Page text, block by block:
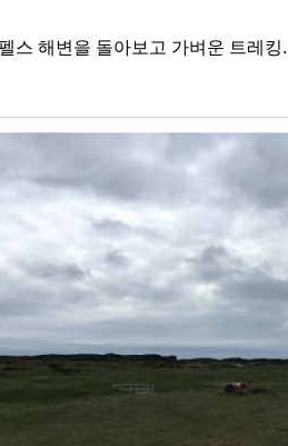
스 해변을 돌아보고 가벼운 트레